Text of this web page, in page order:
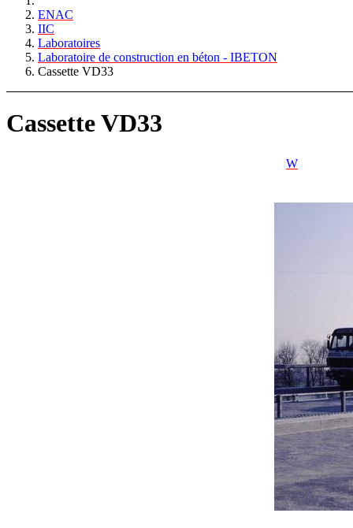
ENAC
IIC
Laboratoires
Laboratoire de construction en béton - IBETON
Cassette VD33
Cassette VD33
W